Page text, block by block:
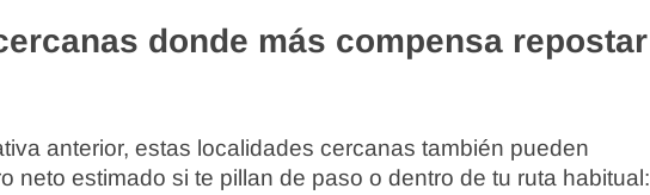
donde más compensa repostar
anterior, estas localidades cercanas también pueden
neto estimado si te pillan de paso o dentro de tu ruta habitual: